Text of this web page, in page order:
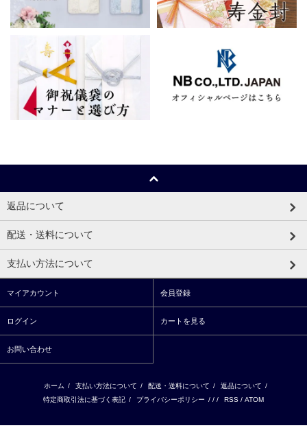
返品について
配送・送料について
支払い方法について
マイアカウント 会員登録
ログイン カートを見る
お問い合わせ
ホーム / 支払い方法について / 配送・送料について / 返品について /
特定商取引法に基づく表記 / プライバシーポリシー / / / RSS / ATOM